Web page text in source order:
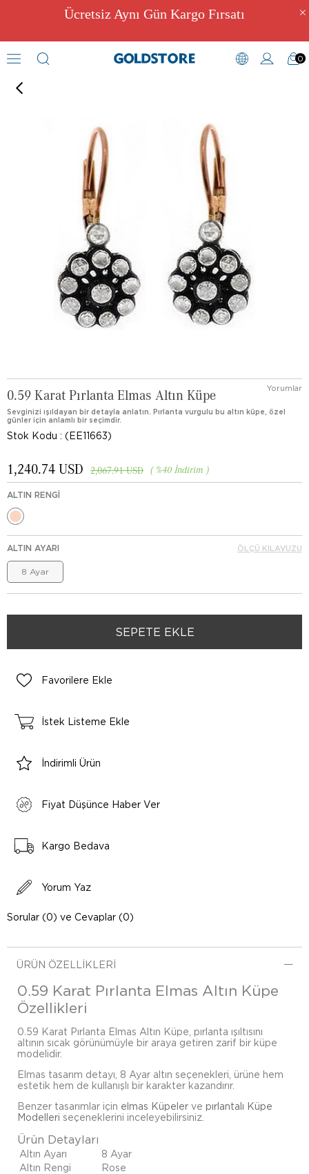
Ücretsiz Aynı Gün Kargo Fırsatı
0
Elmas Küpeler
0.59 Karat Pırlanta Elmas Altın Küpe Yorumlar
Sevginizi ışıldayan bir detayla anlatın. Pırlanta vurgulu bu altın küpe, özel
günler için anlamlı bir seçimdir.
Stok Kodu (EE11663)
%40 İndirim
2,067.91 USD
1,240.74 USD
ALTIN RENGI
ALTIN AYARI
8 Ayar
ÖLÇÜ KILAVUZU
Favorilere Ekle
İstek Listeme Ekle
İndirimli Ürün
Fiyat Düşünce Haber Ver
Kargo Bedava
Yorum Yaz
Sorular (0) ve Cevaplar (0)
ÜRÜN ÖZELLIKLERI
0.59 Karat Pırlanta Elmas Altın Küpe
Özellikleri
0.59 Karat Pırlanta Elmas Altın Küpe, pırlanta ışıltısını
altının sıcak görünümüyle bir araya getiren zarif bir küpe
modelidir.
Elmas tasarım detayı, 8 Ayar altın seçenekleri, ürüne hem
estetik hem de kullanışlı bir karakter kazandırır.
Benzer tasarımlar için elmas Küpeler ve pırlantalı Küpe
Modelleri seçeneklerini inceleyebilirsiniz.
Ürün Detayları
Altın Ayarı
8 Ayar
Altın Rengi
Rose